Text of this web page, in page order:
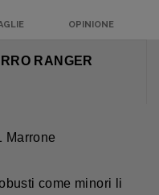
OPINIONE
RANGER
Marrone
come minori li